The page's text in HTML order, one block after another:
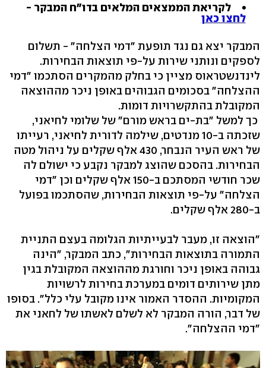
לקריאת הממצאים המלאים בדו"ח המבקר -
לחצו כאן
המבקר יצא גם נגד תופעת "דמי הצלחה" - תשלום
לספקים ונותני שירות על-פי תוצאות הבחירות.
לינדנשטראוס מציין כי בחלק מהמקרים הסתכמו "דמי
ההצלחה" בסכומים הגבוהים באופן ניכר מההוצאה
המקובלת בהתקשרויות דומות.
כך למשל "בת-ים בראש מורם" של שלומי לחיאני,
שזכתה ב-10 מנדטים, שילמה לדורית לחיאני, רעייתו
של ראש העיר הנבחר, 430 אלף שקלים על ניהול מטה
הבחירות. בהסכם שהוצג למבקר נקבע כי ישולם לה
שכר חודשי המסתכם ב-150 אלף שקלים וכן "דמי
הצלחה" על-פי תוצאות הבחירות, שהסתכמו בפועל
ב-280 אלף שקלים.
"הוצאה זו, מעבר לבעייתיות הגלומה בעצם התניית
התמורה בתוצאות הבחירות", כתב המבקר, "הינה
גבוהה באופן ניכר וחורגת מההוצאה המקובלת בגין
מתן שירותים דומים במערכת בחירות לרשויות
המקומיות. ההסדר האמור אינו מקובל עלי כלל". בסופו
של דבר, הורה המבקר לא לשלם לאשתו של לחאני את
"דמי ההצלחה".